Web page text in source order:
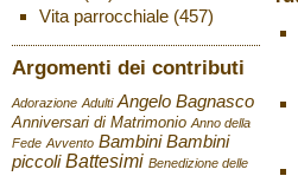
Vita parrocchiale(457)
Argomenti dei contributi
Adorazione Adulti Angelo Bagnasco
Anniversari di Matrimonio Anno della
Fede Avvento Bambini Bambini
piccoli Battesimi Benedizione delle